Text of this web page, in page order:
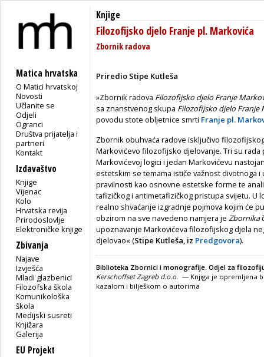
Matica hrvatska
O Matici hrvatskoj
Novosti
Učlanite se
Odjeli
Ogranci
Društva prijatelja i
partneri
Kontakt
Izdavaštvo
Knjige
Vijenac
Kolo
Hrvatska revija
Prirodoslovlje
Elektroničke knjige
Zbivanja
Najave
Izvješća
Mladi glazbenici
Filozofska škola
Komunikološka
škola
Medijski susreti
Knjižara
Galerija
EU Projekt
Knjige
Filozofijsko djelo Franje pl. Markovića
Zbornik radova
Priredio Stipe Kutleša
»Zbornik radova Filozofijsko djelo Franje
sa znanstvenog skupa Filozofijsko djelo Franje
povodu stote obljetnice smrti Franje pl.
Zbornik obuhvaća radove isključivo
Markovićevo filozofijsko djelovanje. Tri su rada
Markovićevoj logici i jedan Markovićevu
estetskim se temama ističe važnost divotnoga
pravilnosti kao osnovne estetske forme te
tafizičkog i antimetafizičkog pristupa svijetu. U
realno shvaćanje izgradnje pojmova kojim će
obzirom na sve navedeno namjera je Zbornika
upoznavanje Markovićeva filozofijskog djela
djelovao« (Stipe Kutleša, iz Predgovora).
Biblioteka Zbornici i monografije Odjel za
Kerschoffset Zagreb d.o.o. — Knjiga je opremljena
kazalom i bilješkom o autorima